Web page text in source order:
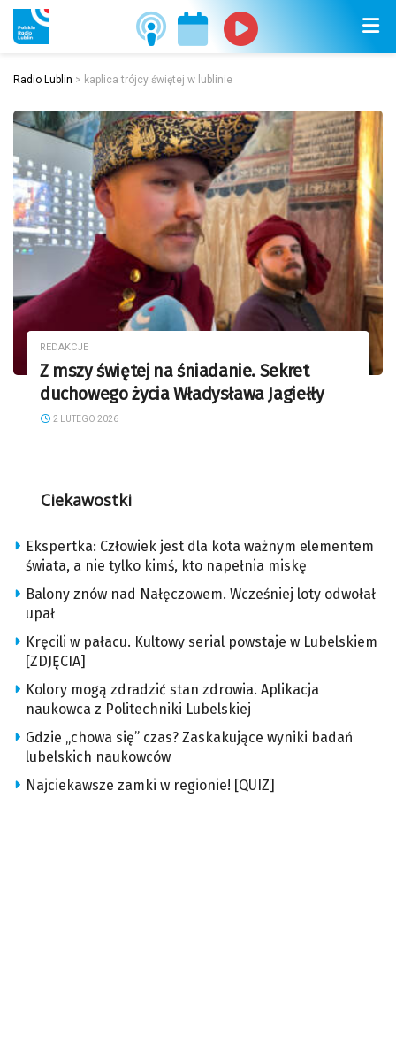
Radio Lublin > kaplica trójcy świętej w lublinie
REDAKCJE
Z mszy świętej na śniadanie. Sekret
duchowego życia Władysława Jagiełły
2 LUTEGO 2026
Ciekawostki
Ekspertka: Człowiek jest dla kota ważnym elementem
świata, a nie tylko kimś, kto napełnia miskę
Balony znów nad Nałęczowem. Wcześniej loty odwołał
upał
Kręcili w pałacu. Kultowy serial powstaje w Lubelskiem
[ZDJĘCIA]
Kolory mogą zdradzić stan zdrowia. Aplikacja
naukowca z Politechniki Lubelskiej
Gdzie „chowa się” czas? Zaskakujące wyniki badań
lubelskich naukowców
Najciekawsze zamki w regionie! [QUIZ]